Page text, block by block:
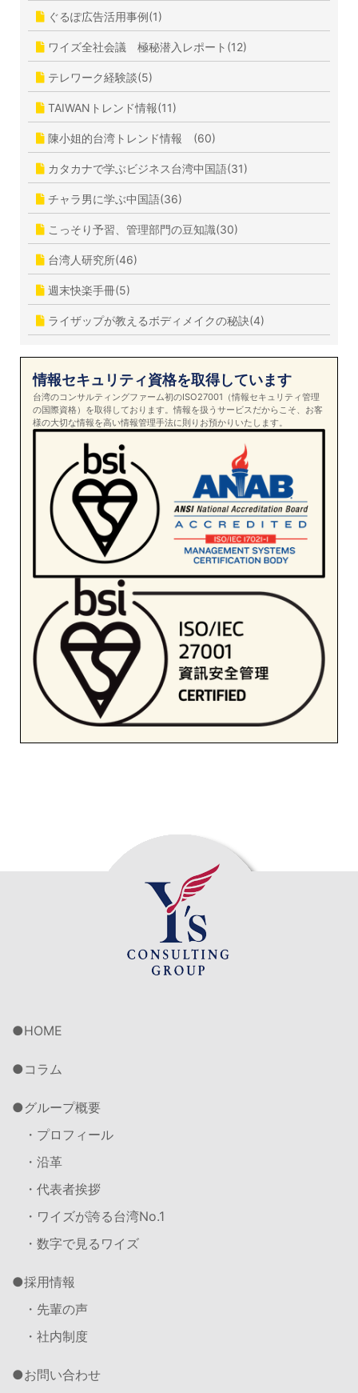
ぐるぽ広告活用事例(1)
ワイズ全社会議 極秘潜入レポート(12)
テレワーク経験談(5)
TAIWANトレンド情報(11)
陳小姐的台湾トレンド情報 (60)
カタカナで学ぶビジネス台湾中国語(31)
チャラ男に学ぶ中国語(36)
こっそり予習、管理部門の豆知識(30)
台湾人研究所(46)
週末快楽手冊(5)
ライザップが教えるボディメイクの秘訣(4)
情報セキュリティ資格を取得しています
台湾のコンサルティングファーム初のISO27001（情報セキュリティ管理
の国際資格）を取得しております。情報を扱うサービスだからこそ、お客
様の大切な情報を高い情報管理手法に則りお預かりいたします。
HOME
コラム
グループ概要
・プロフィール
・沿革
・代表者挨拶
・ワイズが誇る台湾No.1
・数字で見るワイズ
採用情報
・先輩の声
・社内制度
お問い合わせ